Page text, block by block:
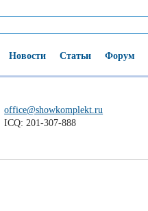
Новости Статьи Форум
office@showkomplekt.ru
ICQ: 201-307-888